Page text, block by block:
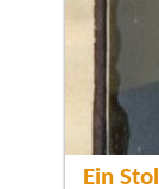
Ein